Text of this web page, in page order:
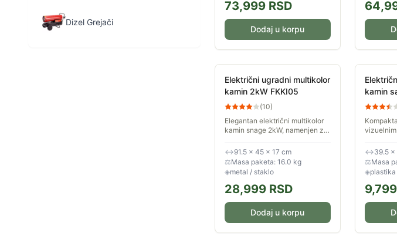
Dizel Grejači
73,999 RSD
Dodaj u korpu
Električni ugradni multikolor
kamin 2kW FKKI05
(10)
Elegantan električni multikolor
kamin snage 2kW, namenjen za
prostorija. 9 programa rada, više
boja svetlosti,...
↔91.5 × 45 × 17 cm
⚖Masa paketa: 16.0 kg
◈metal / staklo
28,999 RSD
Dodaj u korpu
kamin
FKK15
2kW.
↔39.5 ×
⚖Masa
◈plastika
9,799